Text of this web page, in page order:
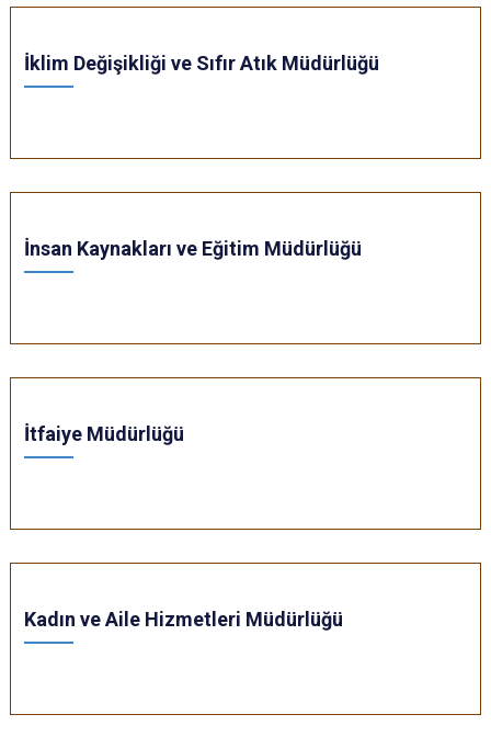
İklim Değişikliği ve Sıfır Atık Müdürlüğü
İnsan Kaynakları ve Eğitim Müdürlüğü
İtfaiye Müdürlüğü
Kadın ve Aile Hizmetleri Müdürlüğü